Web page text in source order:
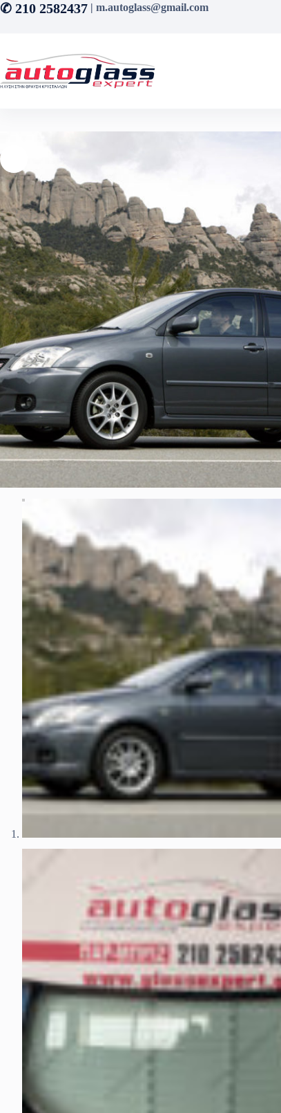
Μετάβαση
στο
✆ 210 2582437 | m.autoglass@gmail.com